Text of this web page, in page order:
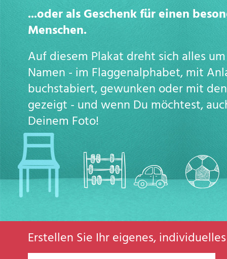
...oder als Geschenk für einen
Menschen.
Auf diesem Plakat dreht sich alles
Namen - im Flaggenalphabet, mit
buchstabiert, gewunken oder mit
gezeigt - und wenn Du möchtest,
Deinem Foto!
Erstellen Sie Ihr eigenes,